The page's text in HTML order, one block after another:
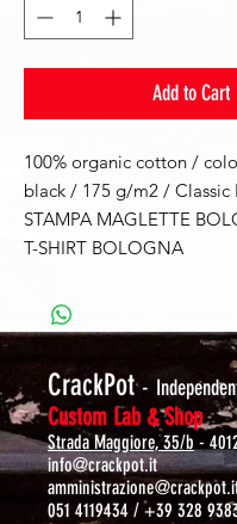
Add to Cart
100% organic cotton /
black / 175 g/m2 / Classic
STAMPA MAGLETTE
T-SHIRT BOLOGNA
CrackPot-
Custom Lab & Shop
Strada Maggiore, 35/b -
info@crackpot.it
051 4119434 /+39 328